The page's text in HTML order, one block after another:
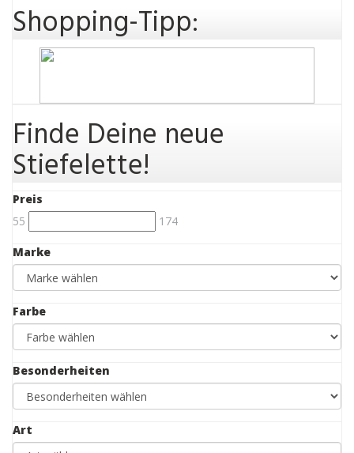
Shopping-Tipp:
Finde Deine neue
Stiefelette!
Preis
55
174
Marke
Farbe
Besonderheiten
Art